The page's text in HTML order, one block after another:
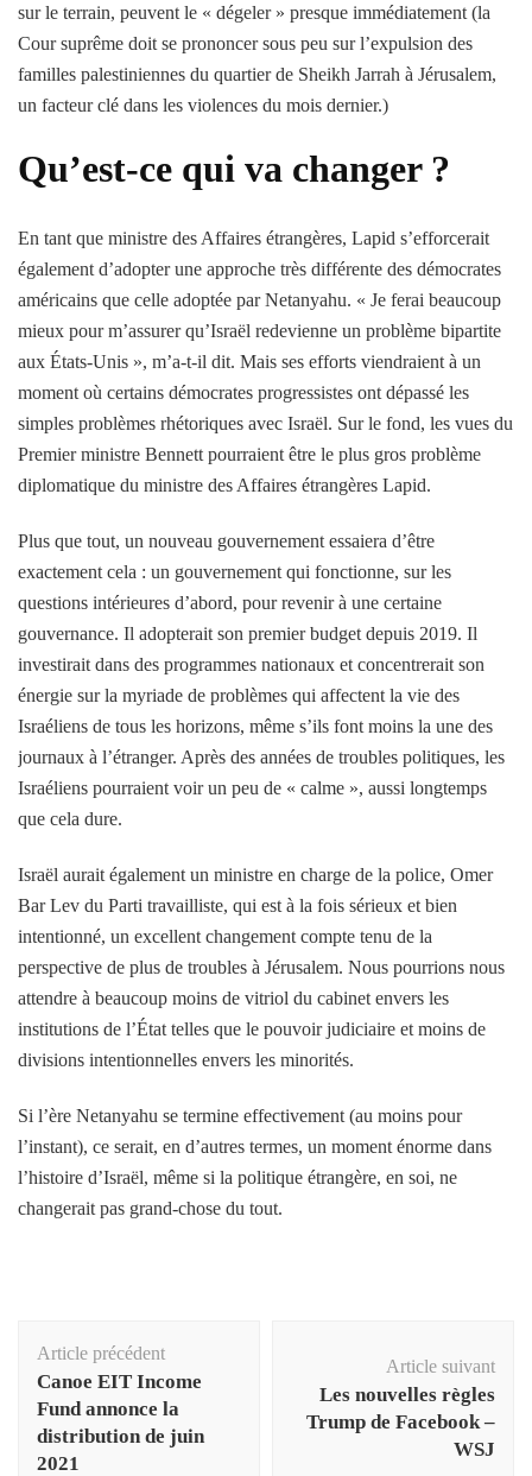
sur le terrain, peuvent le « dégeler » presque immédiatement (la
Cour suprême doit se prononcer sous peu sur l’expulsion des
familles palestiniennes du quartier de Sheikh Jarrah à Jérusalem,
un facteur clé dans les violences du mois dernier.)
Qu’est-ce qui va changer ?
En tant que ministre des Affaires étrangères, Lapid s’efforcerait
également d’adopter une approche très différente des démocrates
américains que celle adoptée par Netanyahu. « Je ferai beaucoup
mieux pour m’assurer qu’Israël redevienne un problème bipartite
aux États-Unis », m’a-t-il dit. Mais ses efforts viendraient à un
moment où certains démocrates progressistes ont dépassé les
simples problèmes rhétoriques avec Israël. Sur le fond, les vues du
Premier ministre Bennett pourraient être le plus gros problème
diplomatique du ministre des Affaires étrangères Lapid.
Plus que tout, un nouveau gouvernement essaiera d’être
exactement cela : un gouvernement qui fonctionne, sur les
questions intérieures d’abord, pour revenir à une certaine
gouvernance. Il adopterait son premier budget depuis 2019. Il
investirait dans des programmes nationaux et concentrerait son
énergie sur la myriade de problèmes qui affectent la vie des
Israéliens de tous les horizons, même s’ils font moins la une des
journaux à l’étranger. Après des années de troubles politiques, les
Israéliens pourraient voir un peu de « calme », aussi longtemps
que cela dure.
Israël aurait également un ministre en charge de la police, Omer
Bar Lev du Parti travailliste, qui est à la fois sérieux et bien
intentionné, un excellent changement compte tenu de la
perspective de plus de troubles à Jérusalem. Nous pourrions nous
attendre à beaucoup moins de vitriol du cabinet envers les
institutions de l’État telles que le pouvoir judiciaire et moins de
divisions intentionnelles envers les minorités.
Si l’ère Netanyahu se termine effectivement (au moins pour
l’instant), ce serait, en d’autres termes, un moment énorme dans
l’histoire d’Israël, même si la politique étrangère, en soi, ne
changerait pas grand-chose du tout.
d'article
Article précédent
Canoe EIT Income
Fund annonce la
distribution de juin
2021
Article suivant
Les nouvelles règles
Trump de Facebook –
WSJ